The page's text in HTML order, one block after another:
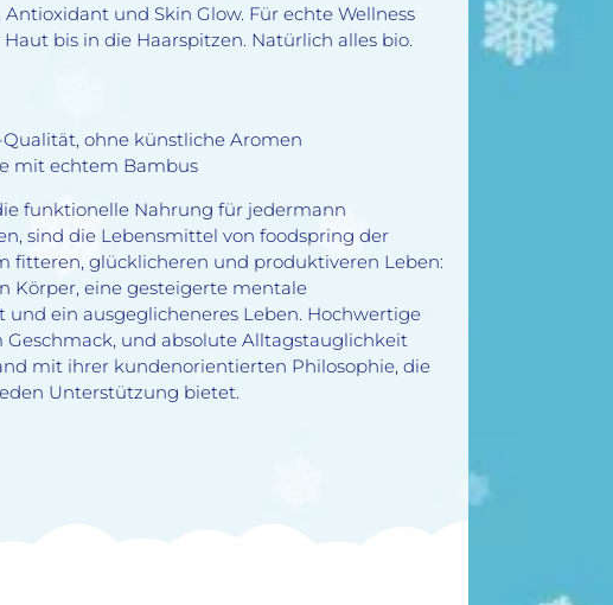
Antioxidant und Skin Glow. Für echte Wellness
bis in die Haarspitzen. Natürlich alles bio.
Qualität, ohne künstliche Aromen
mit echtem Bambus
funktionelle Nahrung für jedermann
sind die Lebensmittel von foodspring der
fitteren, glücklicheren und produktiveren Leben:
Körper, eine gesteigerte mentale
und ein ausgeglicheneres Leben. Hochwertige
Geschmack, und absolute Alltagstauglichkeit
mit ihrer kundenorientierten Philosophie, die
Unterstützung bietet.